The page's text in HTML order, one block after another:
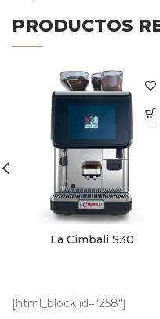
PRODUCTOS
La Cimbali S30
[html_block id="258"]